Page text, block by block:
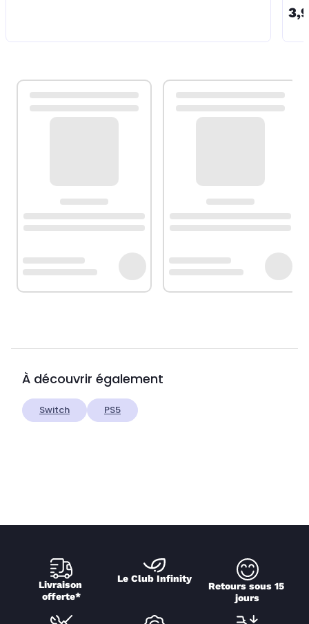
À découvrir également
Switch PS5
Livraison
offerte*
Le Club Infinity
Retours sous 15
jours